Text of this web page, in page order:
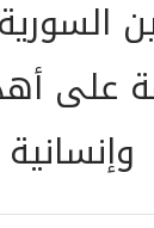
مترادفة